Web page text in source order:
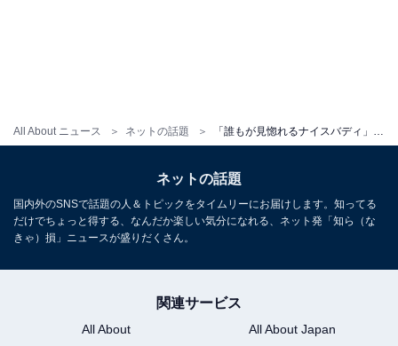
All About ニュース ネットの話題
ネットの話題
国内外のSNSで話題の人＆トピックをタイムリーにお届けします。知ってる
だけでちょっと得する、なんだか楽しい気分になれる、ネット発「知ら（な
きゃ）損」ニュースが盛りだくさん。
関連サービス
All About
All About Japan